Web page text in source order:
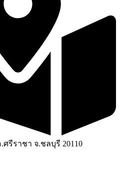
ศรีราชา จ.ชลบุรี 20110